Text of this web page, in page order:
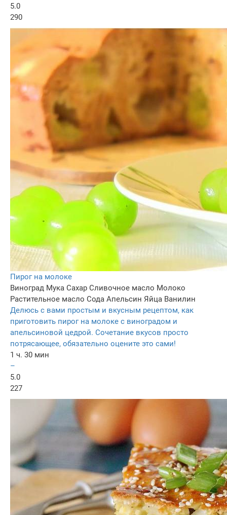
5.0
290
Пирог на молоке
Виноград Мука Сахар Сливочное масло Молоко
Растительное масло Сода Апельсин Яйца Ванилин
Делюсь с вами простым и вкусным рецептом, как
приготовить пирог на молоке с виноградом и
апельсиновой цедрой. Сочетание вкусов просто
потрясающее, обязательно оцените это сами!
1 ч. 30 мин
–
5.0
227